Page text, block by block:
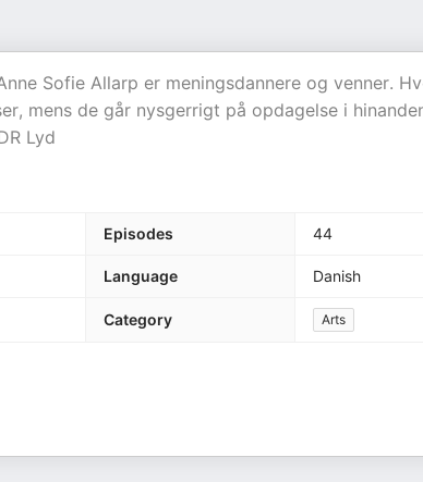
Sofie Allarp er meningsdannere og venner.
mens de går nysgerrigt på opdagelse i
Lyd
Episodes 44
Language Danish
Category Arts